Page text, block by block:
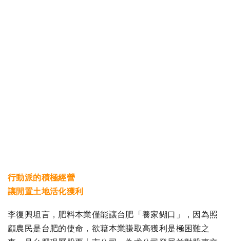
行動派的積極經營
讓閒置土地活化獲利
李復興坦言，肥料本業僅能讓台肥「養家餬口」，因為照
顧農民是台肥的使命，欲藉本業賺取高獲利是極困難之